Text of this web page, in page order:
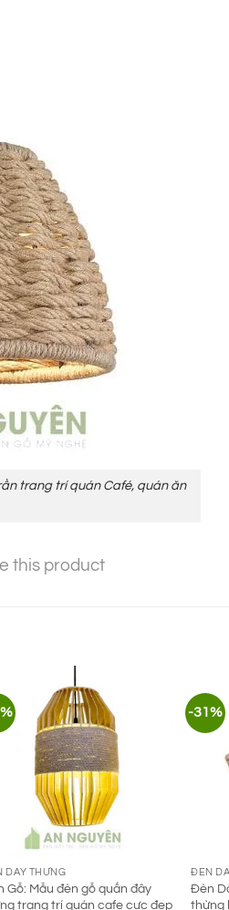
trang trí quán Café, quán ăn
this product
DÂY THỪNG
Gỗ: Mẫu đèn gỗ quấn đây
trang trí quán cafe cực đẹp
-31%
ĐÈN
Đèn
thừng